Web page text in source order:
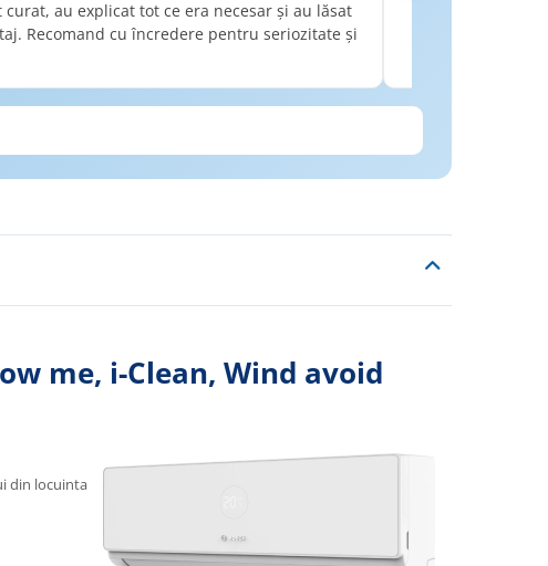
au explicat tot ce era necesar și au lăsat
Recomand cu încredere pentru seriozitate și
me, i-Clean, Wind avoid
din locuinta